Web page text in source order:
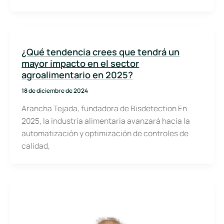
¿Qué tendencia crees que tendrá un
mayor impacto en el sector
agroalimentario en 2025?
18 de diciembre de 2024
Arancha Tejada, fundadora de Bisdetection En
2025, la industria alimentaria avanzará hacia la
automatización y optimización de controles de
calidad,